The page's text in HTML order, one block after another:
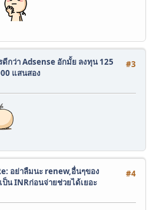
#3
ดีกว่า Adsense อักมั้ย ลงทุน 125
แสนสอง
#4
อย่าลืมนะ renew,อื่นๆของ
ป็น INRก่อนจ่ายช่วยได้เยอะ